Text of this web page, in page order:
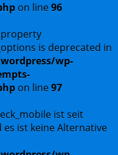
on line96
property
is deprecated in
wp-
on line97
ist seit
es ist keine Alternative